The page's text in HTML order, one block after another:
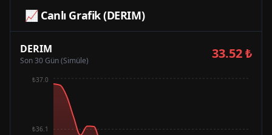
📈 Canlı Grafik (DERIM)
DERIM
Son 30 Gün (Simüle) 33.52₺
₺36.1
₺37.0